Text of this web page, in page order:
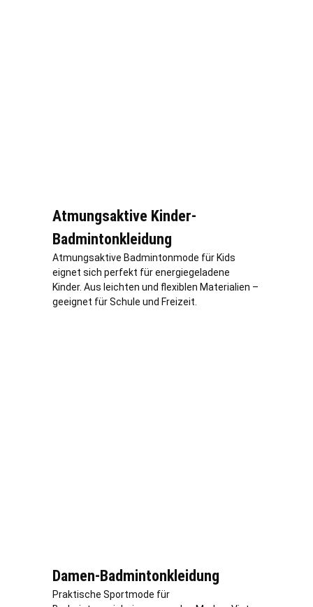
Atmungsaktive Kinder-
Badmintonkleidung
Atmungsaktive Badmintonmode für Kids
eignet sich perfekt für energiegeladene
Kinder. Aus leichten und flexiblen Materialien –
geeignet für Schule und Freizeit.
Damen-Badmintonkleidung
Praktische Sportmode für